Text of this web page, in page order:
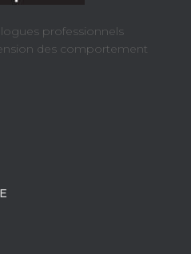
professionnels
des comportement